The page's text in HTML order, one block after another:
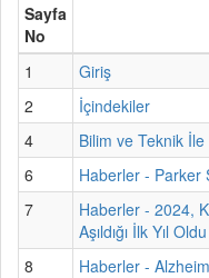
Sayfa
No
1
Giriş
2
İçindekiler
4
Bilim ve Teknik
6
Haberler - Parker
7
Haberler - 2024,
Aşıldığı İlk Yıl Oldu
8
Haberler -